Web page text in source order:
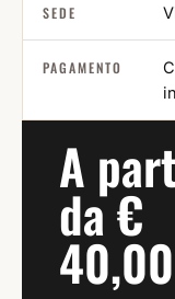
SEDE
PAGAMENTO
A
da €
40,00